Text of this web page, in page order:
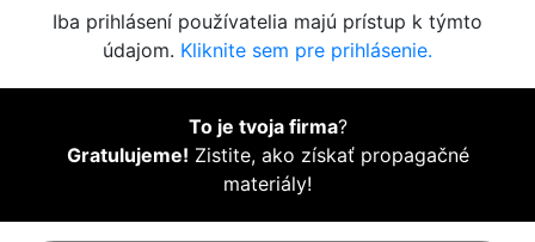
Iba prihlásení používatelia majú prístup k týmto
údajom. Kliknite sem pre prihlásenie.
To je tvoja firma?
Gratulujeme! Zistite, ako získať propagačné
materiály!